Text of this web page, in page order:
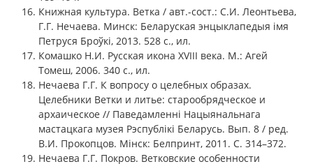
Книжная культура. Ветка / авт.-сост.: С.И. Леонтьева,
Г.Г. Нечаева. Минск: Беларуская энцыклапедыя імя
Петруся Броўкі, 2013. 528 с., ил.
Комашко Н.И. Русская икона XVIII века. М.: Агей
Томеш, 2006. 340 с., ил.
Нечаева Г.Г. К вопросу о целебных образах.
Целебники Ветки и литье: старообрядческое и
архаическое // Паведамленні Нацыянальнага
мастацкага музея Рэспублікі Беларусь. Вып. 8 / ред.
В.И. Прокопцов. Мінск: Белпринт, 2011. С. 314–372.
Нечаева Г.Г. Покров. Ветковские особенности